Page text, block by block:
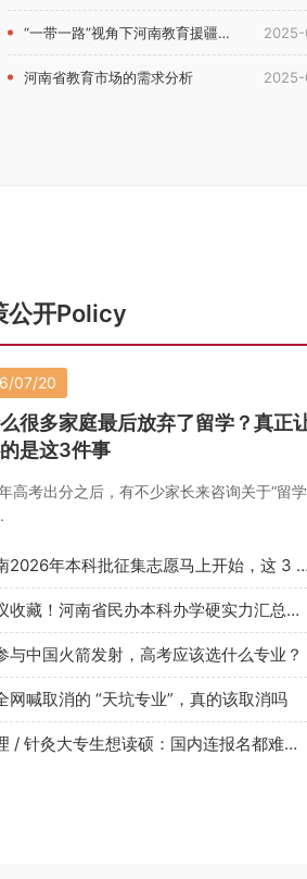
“一带一路”视角下河南教育援疆问题研究
河南省教育市场的需求分析
公开Policy
07/20
很多家庭最后放弃了留学？真正
是这3件事
高考出分之后，有不少家长来咨询关于“留学
年本科批征集志愿马上开始，这 3 种考生最容易捡...
藏！河南省民办本科办学硬实力汇总（2026年7月最新数...
与中国火箭发射，高考应该选什么专业？
网喊取消的 “天坑专业”，真的该取消吗
针灸大专生想读硕：国内连报名都难？这条路 1 年即...